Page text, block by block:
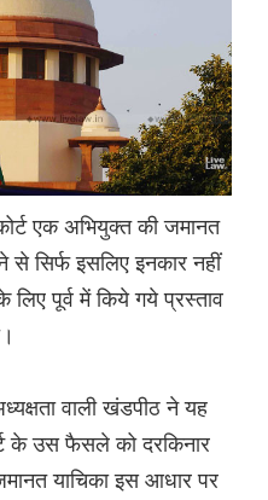
एक अभियुक्त की जमानत
सिर्फ इसलिए इनकार नहीं
पूर्व में किये गये प्रस्ताव
वाली खंडपीठ ने यह
के उस फैसले को दरकिनार
याचिका इस आधार पर